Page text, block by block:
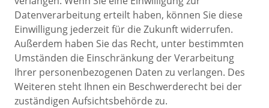
Datenverarbeitung erteilt haben, können Sie diese
Einwilligung jederzeit für die Zukunft widerrufen.
Außerdem haben Sie das Recht, unter bestimmten
Umständen die Einschränkung der Verarbeitung
Ihrer personenbezogenen Daten zu verlangen. Des
Weiteren steht Ihnen ein Beschwerderecht bei der
zuständigen Aufsichtsbehörde zu.